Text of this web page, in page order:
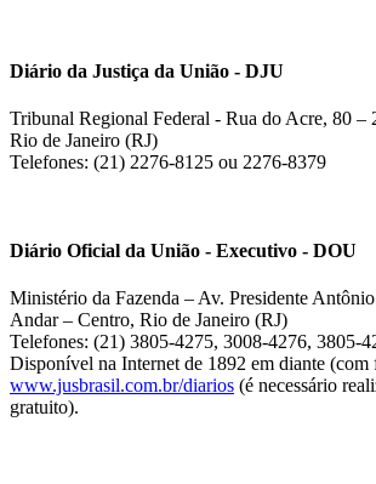
Diário da Justiça da União - DJU
Tribunal Regional Federal - Rua do Acre, 80 –
Rio de Janeiro (RJ)
Telefones: (21) 2276-8125 ou 2276-8379
Diário Oficial da União - Executivo - DOU
Ministério da Fazenda – Av. Presidente
Andar – Centro, Rio de Janeiro (RJ)
Telefones: (21) 3805-4275, 3008-4276, 3805-
Disponível na Internet de 1892 em diante (com
www.jusbrasil.com.br/diarios (é necessário
gratuito).